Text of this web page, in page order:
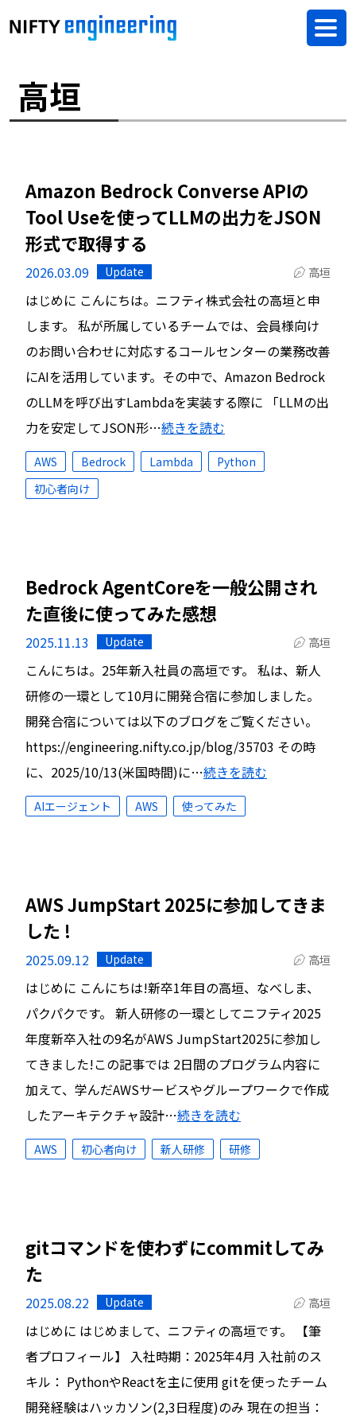
高垣
Amazon Bedrock Converse APIの
Tool Useを使ってLLMの出力をJSON
形式で取得する
2026.03.09 Update 高垣
はじめに こんにちは。ニフティ株式会社の高垣と申
します。 私が所属しているチームでは、会員様向け
のお問い合わせに対応するコールセンターの業務改善
にAIを活用しています。その中で、Amazon Bedrock
のLLMを呼び出すLambdaを実装する際に 「LLMの出
力を安定してJSON形…続きを読む
AWS Bedrock Lambda
Python
初心者向け
Bedrock AgentCoreを一般公開され
た直後に使ってみた感想
2025.11.13 Update 高垣
こんにちは。25年新入社員の高垣です。 私は、新人
研修の一環として10月に開発合宿に参加しました。
開発合宿については以下のブログをご覧ください。
https://engineering.nifty.co.jp/blog/35703 その時
に、2025/10/13(米国時間)に…続きを読む
AIエージェント AWS 使ってみた
AWS JumpStart 2025に参加してきま
した !
2025.09.12 Update 高垣
はじめに こんにちは!新卒1年目の高垣、なべしま、
パクパクです。 新人研修の一環としてニフティ2025
年度新卒入社の9名がAWS JumpStart2025に参加し
てきました!この記事では 2日間のプログラム内容に
加えて、学んだAWSサービスやグループワークで作成
したアーキテクチャ設計…続きを読む
AWS 初心者向け 新人研修 研修
gitコマンドを使わずにcommitしてみ
た
2025.08.22 Update 高垣
はじめに はじめまして、ニフティの高垣です。 【筆
者プロフィール】 入社時期：2025年4月 入社前のス
キル： PythonやReactを主に使用 gitを使ったチーム
開発経験はハッカソン(2,3日程度)のみ 現在の担当：